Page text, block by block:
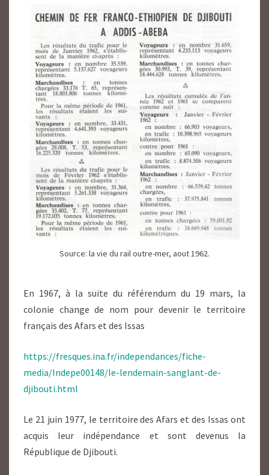
Source: la vie du rail outre-mer, aout 1962.
En 1967, à la suite du référendum du 19 mars, la
colonie change de nom pour devenir le territoire
français des Afars et des Issas
https://fresques.ina.fr/independances/fiche-
media/Indepe00148/le-lendemain-sanglant-de-
djibouti.html
Le 21 juin 1977, le territoire des Afars et des Issas ont
acquis leur indépendance et sont devenus la
République de Djibouti.